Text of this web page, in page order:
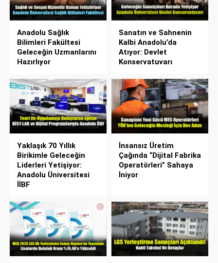
Anadolu Sağlık
Bilimleri Fakültesi
Geleceğin Uzmanlarını
Hazırlıyor
Sanatın ve Sahnenin
Kalbi Anadolu’da
Atıyor: Devlet
Konservatuvarı
Yaklaşık 70 Yıllık
Birikimle Geleceğin
Liderleri Yetişiyor:
Anadolu Üniversitesi
İİBF
İnsansız Üretim
Çağında “Dijital Fabrika
Operatörleri” Sahaya
İniyor